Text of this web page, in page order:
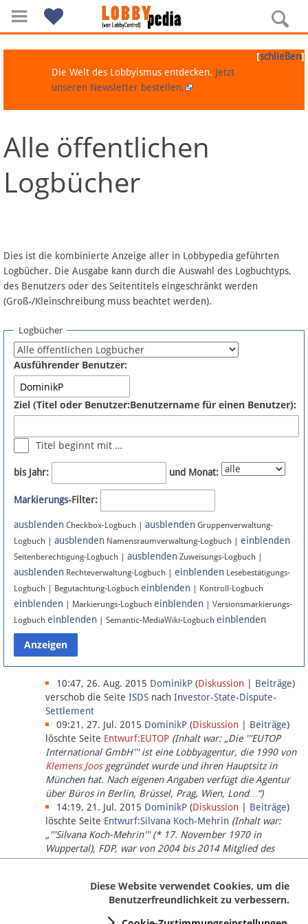
Navigation
Über Lobbypedia
Artikel nach Kategorien
FAQ
Fördermitglied werden
Fehler melden
Newsletter
Bluesky
Facebook
Instagram
Anmelden
Datenschutz
Über Lobbypedia
Impressum
[schließen]
Die Welt des Lobbyismus entdecken. Jetzt
unseren Newsletter bestellen.
Alle öffentlichen
Logbücher
Dies ist die kombinierte Anzeige aller in Lobbypedia geführten
Logbücher. Die Ausgabe kann durch die Auswahl des Logbuchtyps,
des Benutzers oder des Seitentitels eingeschränkt werden
(Groß-/Kleinschreibung muss beachtet werden).
Logbücher
Ausführender Benutzer:
Ziel (Titel oder Benutzer:Benutzername für einen Benutzer):
Titel beginnt mit …
bis Jahr: und Monat:
Markierungs-Filter:
ausblenden Checkbox-Logbuch | ausblenden Gruppenverwaltung-
Logbuch | ausblenden Namensraumverwaltung-Logbuch | einblenden
Seitenberechtigung-Logbuch | ausblenden Zuweisungs-Logbuch |
ausblenden Rechteverwaltung-Logbuch | einblenden Lesebestätigungs-
Logbuch | Begutachtung-Logbuch einblenden | Kontroll-Logbuch
einblenden | Markierungs-Logbuch einblenden | Versionsmarkierungs-
Logbuch einblenden | Semantic-MediaWiki-Logbuch einblenden
10:47, 26. Aug. 2015 DominikP (Diskussion Beiträge)
verschob die Seite ISDS nach Investor-State-Dispute-
Settlement
09:21, 27. Jul. 2015 DominikP (Diskussion Beiträge)
löschte Seite Entwurf:EUTOP (Inhalt war: „Die '''EUTOP
International GmbH''' ist eine Lobbyagentur, die 1990 von
Klemens Joosgegründet wurde und ihren Hauptsitz in
München hat. Nach eigenen Angaben verfügt die Agentur
über Büros in Berlin, Brüssel, Prag, Wien, Lond…“)
14:19, 21. Jul. 2015 DominikP (Diskussion Beiträge)
löschte Seite Entwurf:Silvana Koch-Mehrin (Inhalt war:
„'''Silvana Koch-Mehrin''' (* 17. November 1970 in
Wuppertal), FDP, war von 2004 bis 2014 Mitglied des
Europäischen Parlaments, seit November 2014 ist sie für
Diese Website verwendet Cookies, um die
Benutzerfreundlichkeit zu verbessern.